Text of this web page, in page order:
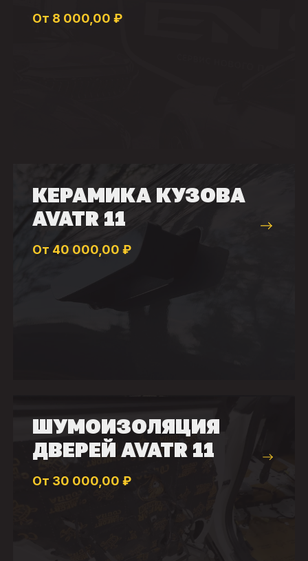
От 8 000,00 ₽
КЕРАМИКА КУЗОВА
AVATR 11
От 40 000,00 ₽
ШУМОИЗОЛЯЦИЯ
ДВЕРЕЙ AVATR 11
От 30 000,00 ₽